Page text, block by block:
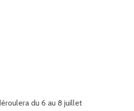
du 6 au 8 juillet